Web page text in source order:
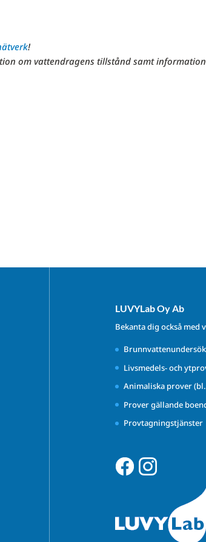
!
om vattendragens tillstånd samt
LUVYLab Oy Ab
Bekanta dig också
Livsmedels- och
Animaliska prover
Prover gällande
Provtagningstjänster